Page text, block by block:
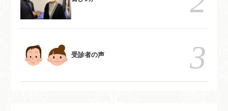
受診者の声